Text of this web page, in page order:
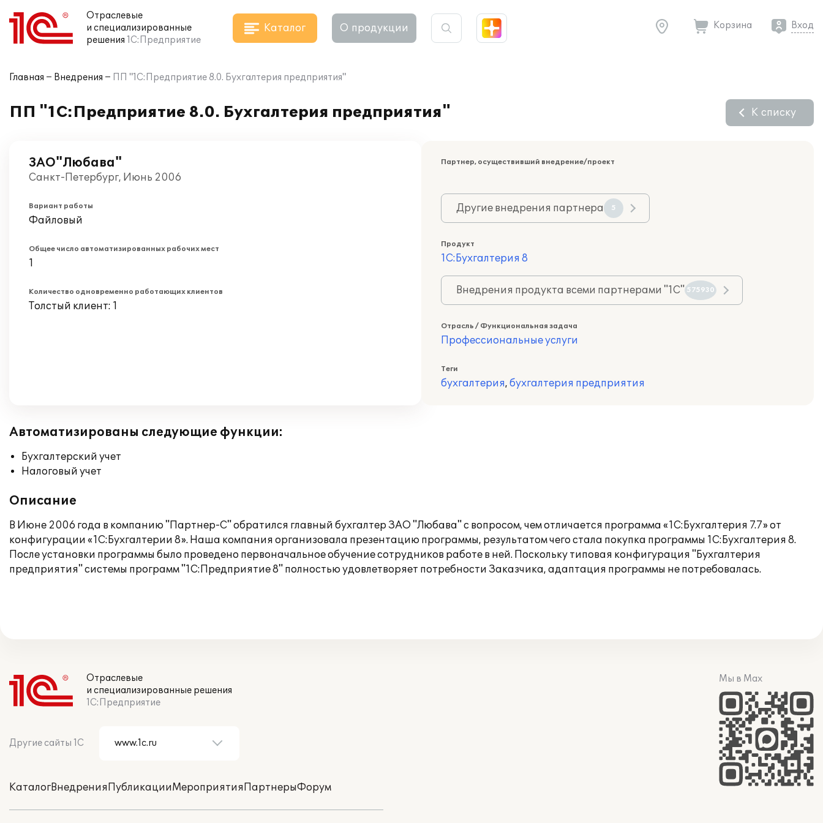
Отраслевые
и специализированные
решения 1С:Предприятие
Каталог О продукции Корзина Вход
Главная Внедрения ПП "1С:Предприятие 8.0. Бухгалтерия предприятия"
ПП "1С:Предприятие 8.0. Бухгалтерия предприятия" К списку
ЗАО"Любава"
Санкт-Петербург, Июнь 2006
Вариант работы
Файловый
Общее число автоматизированных рабочих мест
1
Количество одновременно работающих клиентов
Толстый клиент: 1
Партнер, осуществивший внедрение/проект
Другие внедрения партнера 5
Продукт
1С:Бухгалтерия 8
Внедрения продукта всеми партнерами "1С" 575930
Отрасль / Функциональная задача
Профессиональные услуги
Теги
бухгалтерия, бухгалтерия предприятия
Автоматизированы следующие функции:
Бухгалтерский учет
Налоговый учет
Описание
В Июне 2006 года в компанию "Партнер-С" обратился главный бухгалтер ЗАО "Любава" с вопросом, чем отличается программа «1С:Бухгалтерия 7.7» от
конфигурации «1С:Бухгалтерии 8». Наша компания организовала презентацию программы, результатом чего стала покупка программы 1С:Бухгалтерия 8.
После установки программы было проведено первоначальное обучение сотрудников работе в ней. Поскольку типовая конфигурация "Бухгалтерия
предприятия" системы программ "1С:Предприятие 8" полностью удовлетворяет потребности Заказчика, адаптация программы не потребовалась.
Отраслевые
и специализированные решения
1С:Предприятие
Другие сайты 1С
КаталогВнедренияПубликацииМероприятияПартнерыФорум
Мы в Max